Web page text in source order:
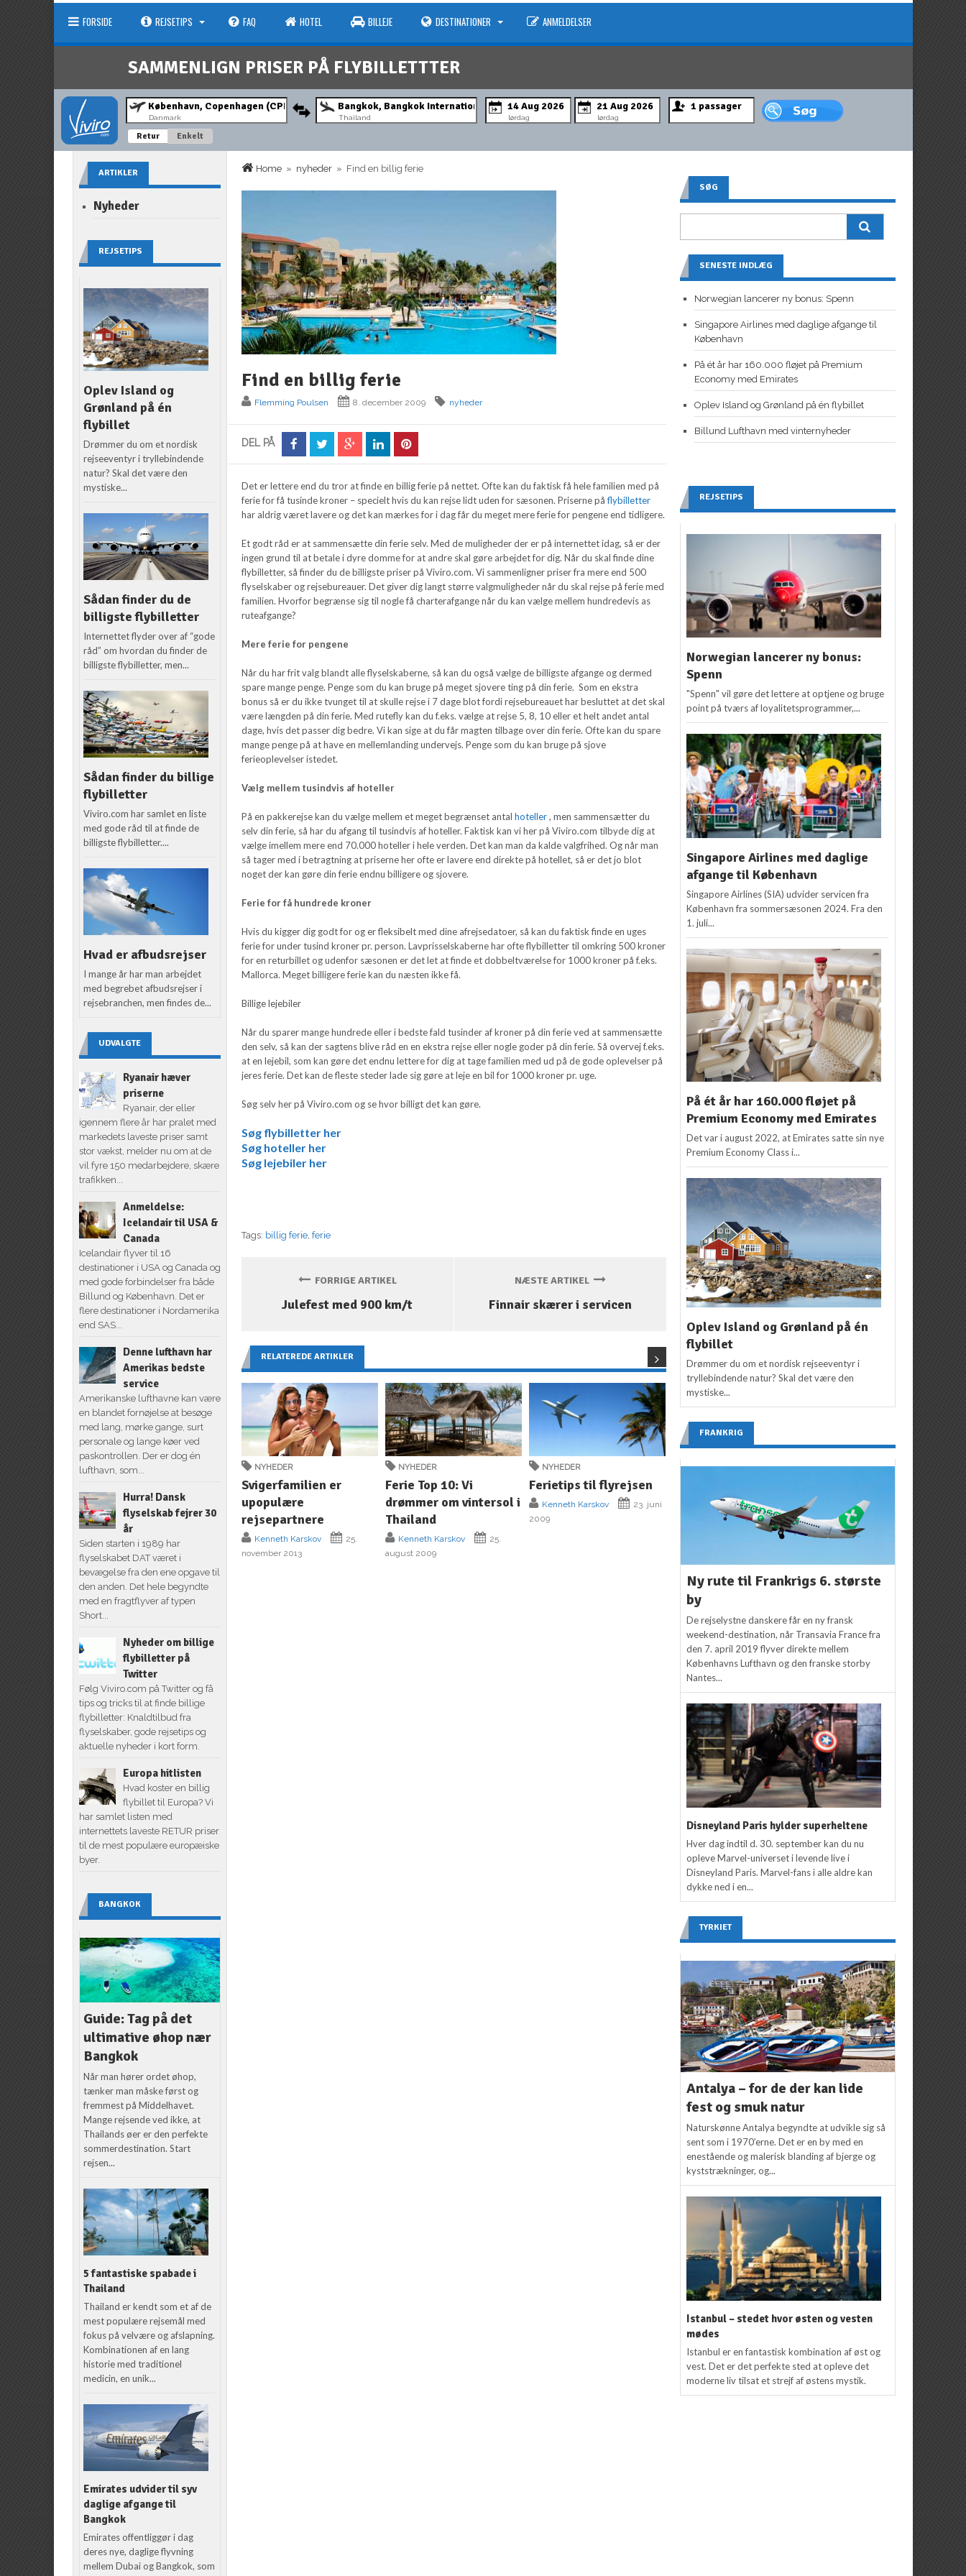
FORSIDE REJSETIPS FAQ HOTEL BILLEJE DESTINATIONER ANMELDELSER
SAMMENLIGN PRISER PÅ FLYBILLETTTER
Danmark Thailand lørdag lørdag
Retur Enkelt
Home » nyheder » Find en billig ferie
Find en billig ferie
Flemming Poulsen 8. december 2009 nyheder
DEL PÅ
Det er lettere end du tror at finde en billig ferie på nettet. Ofte kan du faktisk få hele familien med på
ferie for få tusinde kroner – specielt hvis du kan rejse lidt uden for sæsonen. Priserne påflybilletter
har aldrig været lavere og det kan mærkes for i dag får du meget mere ferie for pengene end tidligere.
Et godt råd er at sammensætte din ferie selv. Med de muligheder der er på internettet idag, så er der
ingen grund til at betale i dyre domme for at andre skal gøre arbejdet for dig. Når du skal finde dine
flybilletter, så finder du de billigste priser på Viviro.com. Vi sammenligner priser fra mere end 500
flyselskaber og rejsebureauer. Det giver dig langt større valgmuligheder når du skal rejse på ferie med
familien. Hvorfor begrænse sig til nogle få charterafgange når du kan vælge mellem hundredevis as
ruteafgange?
Mere ferie for pengene
Når du har frit valg blandt alle flyselskaberne, så kan du også vælge de billigste afgange og dermed
spare mange penge. Penge som du kan bruge på meget sjovere ting på din ferie. Som en ekstra
bonus så er du ikke tvunget til at skulle rejse i 7 dage blot fordi rejsebureauet har besluttet at det skal
være længden på din ferie. Med rutefly kan du f.eks. vælge at rejse 5, 8, 10 eller et helt andet antal
dage, hvis det passer dig bedre. Vi kan sige at du får magten tilbage over din ferie. Ofte kan du spare
mange penge på at have en mellemlanding undervejs. Penge som du kan bruge på sjove
ferieoplevelser istedet.
Vælg mellem tusindvis af hoteller
På en pakkerejse kan du vælge mellem et meget begrænset antalhoteller, men sammensætter du
selv din ferie, så har du afgang til tusindvis af hoteller. Faktisk kan vi her på Viviro.com tilbyde dig at
vælge imellem mere end 70.000 hoteller i hele verden. Det kan man da kalde valgfrihed. Og når man
så tager med i betragtning at priserne her ofte er lavere end direkte på hotellet, så er det jo blot
noget der kan gøre din ferie endnu billigere og sjovere.
Ferie for få hundrede kroner
Hvis du kigger dig godt for og er fleksibelt med dine afrejsedatoer, så kan du faktisk finde en uges
ferie for under tusind kroner pr. person. Lavprisselskaberne har ofte flybilletter til omkring 500 kroner
for en returbillet og udenfor sæsonen er det let at finde et dobbeltværelse for 1000 kroner på f.eks.
Mallorca. Meget billigere ferie kan du næsten ikke få.
Billige lejebiler
Når du sparer mange hundrede eller i bedste fald tusinder af kroner på din ferie ved at sammensætte
den selv, så kan der sagtens blive råd en en ekstra rejse eller nogle goder på din ferie. Så overvej f.eks.
at en lejebil, som kan gøre det endnu lettere for dig at tage familien med ud på de gode oplevelser på
jeres ferie. Det kan de fleste steder lade sig gøre at leje en bil for 1000 kroner pr. uge.
Søg selv her på Viviro.com og se hvor billigt det kan gøre.
Søg flybilletter her
Søg hoteller her
Søg lejebiler her
Tags: billig ferie ,ferie
FORRIGE ARTIKEL
Julefest med 900 km/t
NÆSTE ARTIKEL
Finnair skærer i servicen
RELATEREDE ARTIKLER
NYHEDER
Svigerfamilien er
upopulære
rejsepartnere
Kenneth Karskov
25.
november 2013
NYHEDER
Ferie Top 10: Vi
drømmer om vintersol i
Thailand
Kenneth Karskov
25.
august 2009
NYHEDER
Ferietips til flyrejsen
Kenneth Karskov
23. juni
2009
FØR REJSEN
spar penge på
feriebudgettet
16.
ROM
Rom
Redaktion
2008
ARTIKLER
Nyheder
REJSETIPS
Oplev Island og
Grønland på én
flybillet
Drømmer du om et nordisk
rejseeventyr i tryllebindende
natur? Skal det være den
mystiske...
Sådan finder du de
billigste flybilletter
Internettet flyder over af “gode
råd” om hvordan du finder de
billigste flybilletter, men...
Sådan finder du billige
flybilletter
Viviro.com har samlet en liste
med gode råd til at finde de
billigste flybilletter....
Hvad er afbudsrejser
I mange år har man arbejdet
med begrebet afbudsrejser i
rejsebranchen, men findes de...
UDVALGTE
Ryanair hæver
priserne
Ryanair, der eller
igennem flere år har pralet med
markedets laveste priser samt
stor vækst, melder nu om at de
vil fyre 150 medarbejdere, skære
trafikken...
Anmeldelse:
Icelandair til USA &
Canada
Icelandair flyver til 16
destinationer i USA og Canada og
med gode forbindelser fra både
Billund og København. Det er
flere destinationer i Nordamerika
end SAS...
Denne lufthavn har
Amerikas bedste
service
Amerikanske lufthavne kan være
en blandet fornøjelse at besøge
med lang, mørke gange, surt
personale og lange køer ved
paskontrollen. Der er dog én
lufthavn, som...
Hurra! Dansk
flyselskab fejrer 30
år
Siden starten i 1989 har
flyselskabet DAT været i
bevægelse fra den ene opgave til
den anden. Det hele begyndte
med en fragtflyver af typen
Short...
Nyheder om billige
flybilletter på
Twitter
Følg Viviro.com på Twitter og få
tips og tricks til at finde billige
flybilletter: Knaldtilbud fra
flyselskaber, gode rejsetips og
aktuelle nyheder i kort form.
Europa hitlisten
Hvad koster en billig
flybillet til Europa? Vi
har samlet listen med
internettets laveste RETUR priser
til de mest populære europæiske
byer.
BANGKOK
Guide: Tag på det
ultimative øhop nær
Bangkok
Når man hører ordet øhop,
tænker man måske først og
fremmest på Middelhavet.
Mange rejsende ved ikke, at
Thailands øer er den perfekte
sommerdestination. Start
rejsen...
5 fantastiske spabade i
Thailand
Thailand er kendt som et af de
mest populære rejsemål med
fokus på velvære og afslapning.
Kombinationen af en lang
historie med traditionel
medicin, en unik...
Emirates udvider til syv
daglige afgange til
Bangkok
Emirates offentliggør i dag
deres nye, daglige flyvning
mellem Dubai og Bangkok, som
SØG
SENESTE INDLÆG
Norwegian lancerer ny bonus: Spenn
Singapore Airlines med daglige afgange til
København
På ét år har 160.000 fløjet på Premium
Economy med Emirates
Oplev Island og Grønland på én flybillet
Billund Lufthavn med vinternyheder
REJSETIPS
Norwegian lancerer ny bonus:
Spenn
"Spenn" vil gøre det lettere at optjene og bruge
point på tværs af loyalitetsprogrammer,...
Singapore Airlines med daglige
afgange til København
Singapore Airlines (SIA) udvider servicen fra
København fra sommersæsonen 2024. Fra den
1. juli...
På ét år har 160.000 fløjet på
Premium Economy med Emirates
Det var i august 2022, at Emirates satte sin nye
Premium Economy Class i...
Oplev Island og Grønland på én
flybillet
Drømmer du om et nordisk rejseeventyr i
tryllebindende natur? Skal det være den
mystiske...
FRANKRIG
Ny rute til Frankrigs 6. største
by
De rejselystne danskere får en ny fransk
weekend-destination, når Transavia France fra
den 7. april 2019 flyver direkte mellem
Københavns Lufthavn og den franske storby
Nantes...
Disneyland Paris hylder superheltene
Hver dag indtil d. 30. september kan du nu
opleve Marvel-universet i levende live i
Disneyland Paris. Marvel-fans i alle aldre kan
dykke ned i en...
TYRKIET
Antalya – for de der kan lide
fest og smuk natur
Naturskønne Antalya begyndte at udvikle sig så
sent som i 1970’erne. Det er en by med en
enestående og malerisk blanding af bjerge og
kyststrækninger, og...
Istanbul – stedet hvor østen og vesten
mødes
Istanbul er en fantastisk kombination af øst og
vest. Det er det perfekte sted at opleve det
moderne liv tilsat et strejf af østens mystik.